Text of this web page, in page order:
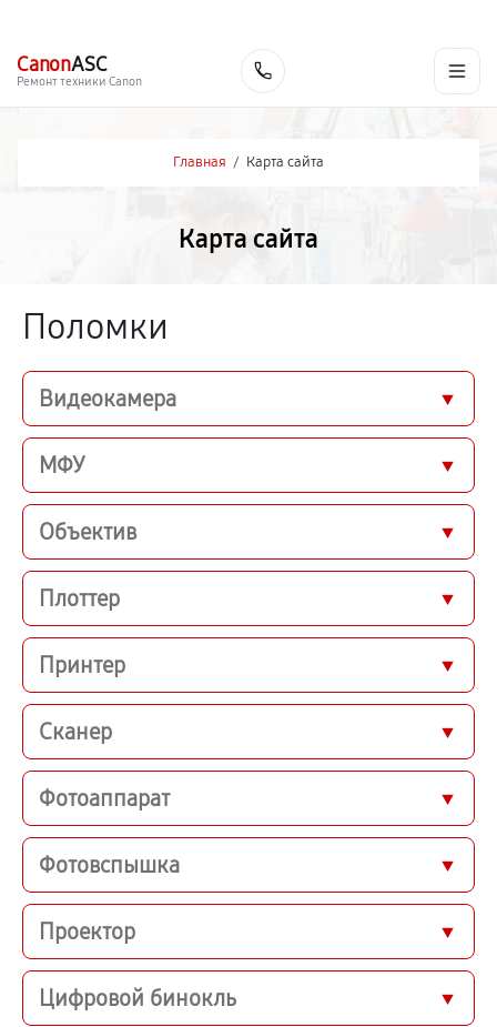
CanonASC
Ремонт техники Canon
Главная / Карта сайта
Карта сайта
Поломки
Видеокамера
МФУ
Объектив
Плоттер
Принтер
Сканер
Фотоаппарат
Фотовспышка
Проектор
Цифровой бинокль